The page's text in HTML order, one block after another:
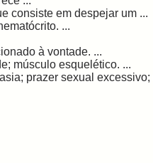
consiste em despejar um ...
...
à vontade. ...
músculo esquelético. ...
prazer sexual excessivo;